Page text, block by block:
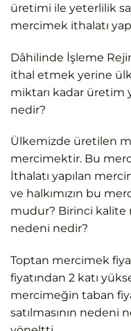
üretimi ile yeterlilik
mercimek ithalatı
Dâhilinde İşleme
ithal etmek yerine
miktarı kadar üretim
nedir?
Ülkemizde üretilen
mercimektir. Bu
İthalatı yapılan
ve halkımızın bu
mudur? Birinci
nedeni nedir?
Toptan mercimek
fiyatından 2 katı
mercimeğin taban
satılmasının nedeni